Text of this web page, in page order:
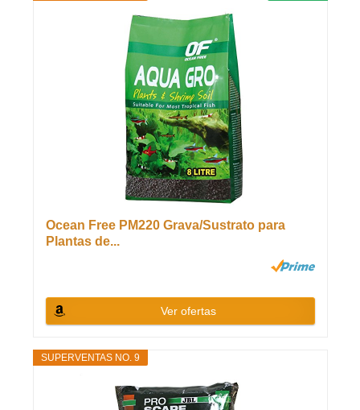
Ocean Free PM220 Grava/Sustrato para
Plantas de...
Ver ofertas
SUPERVENTAS NO. 9